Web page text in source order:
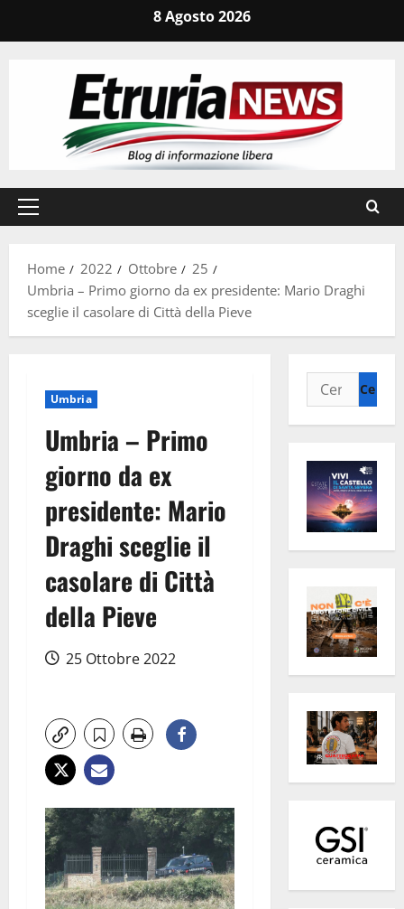
8 Agosto 2026
Menu
Home
2022 Ottobre
25
Umbria – Primo giorno da ex presidente: Mario Draghi
sceglie il casolare di Città della Pieve
Umbria
Umbria – Primo
giorno da ex
presidente: Mario
Draghi sceglie il
casolare di Città
della Pieve
25 Ottobre 2022
Ricerca
per: